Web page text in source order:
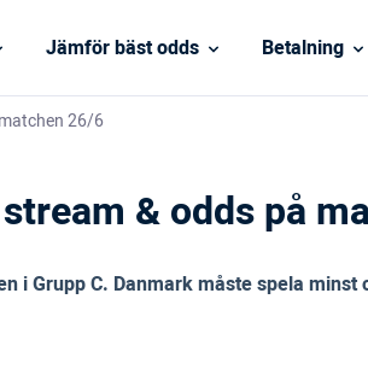
Jämför bäst odds Betalning
26/6
& odds på
i Grupp C. Danmark måste spela